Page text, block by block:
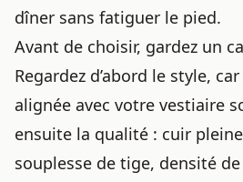
dîner sans fatiguer le pied.
Avant de choisir, gardez un
Regardez d’abord le style,
alignée avec votre vestiaire
ensuite la qualité : cuir
souplesse de tige, densité